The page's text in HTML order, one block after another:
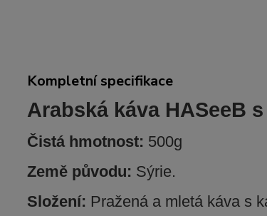
Kompletní specifikace
Arabská káva HASeeB
Čistá hmotnost: 500g
Země původu: Sýrie.
Složení: Pražená a mletá káva s